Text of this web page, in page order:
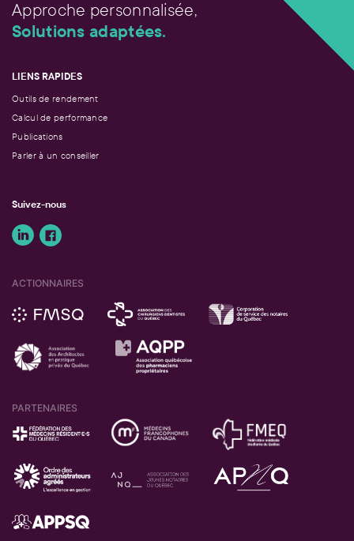
Approche personnalisée,
Solutions adaptées.
LIENS RAPIDES
Outils de rendement
Calcul de performance
Publications
Parler à un conseiller
Suivez-nous
ACTIONNAIRES
PARTENAIRES